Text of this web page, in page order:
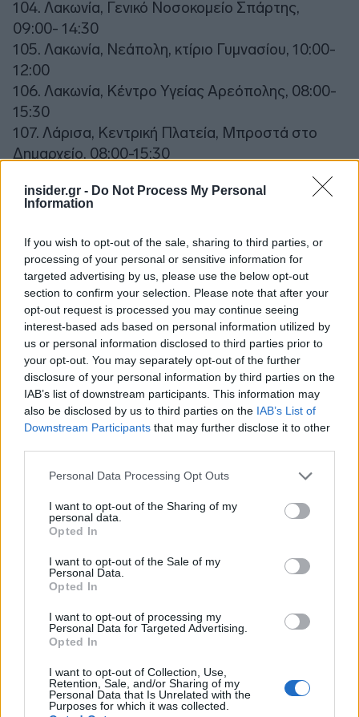
insider.gr - Do Not Process My Personal
Information
If you wish to opt-out of the sale, sharing to third parties, or
processing of your personal or sensitive information for
targeted advertising by us, please use the below opt-out
section to confirm your selection. Please note that after your
opt-out request is processed you may continue seeing
interest-based ads based on personal information utilized by
us or personal information disclosed to third parties prior to
your opt-out. You may separately opt-out of the further
disclosure of your personal information by third parties on the
IAB’s list of downstream participants. This information may
also be disclosed by us to third parties on the IAB’s List of
Downstream Participants that may further disclose it to other
Please note that this website/app uses one or more Google
not limited to your visit or usage behaviour. You may click to
grant or deny consent to Google and its third-party tags to
use your data for below specified purposes in below Google
consent section.
Personal Data Processing Opt Outs
I want to opt-out of the Sharing of my
personal data.
Opted In
I want to opt-out of the Sale of my
Personal Data.
Opted In
I want to opt-out of processing my
Personal Data for Targeted Advertising.
Opted In
I want to opt-out of Collection, Use,
Retention, Sale, and/or Sharing of my
Personal Data that Is Unrelated with the
Purposes for which it was collected.
104. Λακωνία, Γενικό Νοσοκομείο Σπάρτης,
09:00- 14:30
105. Λακωνία, Νεάπολη, κτίριο Γυμνασίου, 10:00-
12:00
106. Λακωνία, Κέντρο Υγείας Αρεόπολης, 08:00-
15:30
107. Λάρισα, Κεντρική Πλατεία, Μπροστά στο
Δημαρχείο, 08:00-15:30
109. Λάρισα, Τύρναβος, Είσοδος Δημαρχείου
110. Λάρισα, Αμπελώνας ΚΑΠΗ, 12:30-15:30
111. Λάρισα, Δημαρχείο Νίκαιας 08:30-11:30
112. Λάρισα, Κέντρο Υγείας Ελασσόνας 12:30-
15:30
113. Λάρισα, Κέντρο Υγείας Φαρσάλων, 09:00-
12:00
114. Λάρισα, Στέκι Νέας Πολιτείας.
Θεοδωρακοπούλου & Καΐρη 8:00-15:30
115. Λασίθι, Παλιό Δημαρχείο Αγίου Νικολάου,
09:00-17:00
117. Λέσβος, Κ.Υ Μυτιλήνης, 08:30 - 15:45
118. Λέσβος, Σκουταρος, 10:00-14:00
119. Λευκάδα, ΚΑΠΗ Λευκάδας, Σκιαδαρέση 3,
120. Λευκάδα, Δημαρχείο Λευκάδας, Α. Σικελιανού
& Ν. Σβορώνου, 11:00-12:00
121. Λευκάδα, Μαρίνα Λευκάδας-Ανατολική
Παραλία, 12:30-13:30
122. Λήμνος, Σκανδάλη, αγροτικό ιατρείο
Σκανδαλης, 09:00-10:00
123. Λήμνος, Φυσσινη, αγροτικό ιατρείο